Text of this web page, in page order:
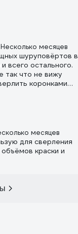
месяцев
шуруповёртов в
всего остального.
так что не вижу
коронками
саморезы,
месяцев
для сверления
краски и